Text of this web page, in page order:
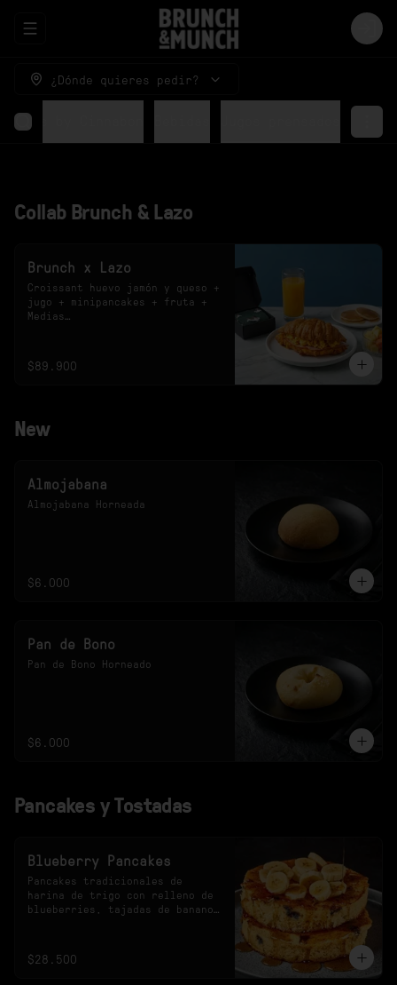
Abrir menu de navegación
¿Dónde quieres pedir?
Rolls by Cinnabon
Collab Brunch & Lazo
Brunch x Lazo
Croissant huevo jamón y queso +
jugo + minipancakes + fruta +
Medias
disponibilidad.
$89.900
New
Almojabana
Almojabana Horneada
$6.000
Pan de Bono
Pan de Bono Horneado
$6.000
Pancakes y Tostadas
Blueberry Pancakes
Pancakes tradicionales de
harina de trigo con relleno de
blueberries, tajadas de banano
$28.500